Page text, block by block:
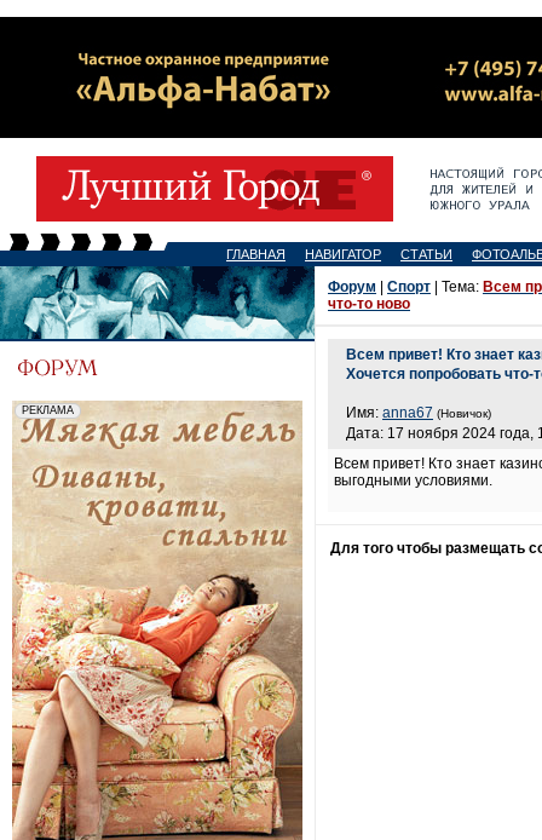
ГЛАВНАЯ НАВИГАТОР СТАТЬИ
Форум Спорт | Тема: Всем
что-то ново
Всем привет! Кто знает
Хочется попробовать что-
Имя: anna67 (Новичок)
Дата: 17 ноября 2024 года,
Всем привет! Кто знает
выгодными условиями.
Для того чтобы размещать